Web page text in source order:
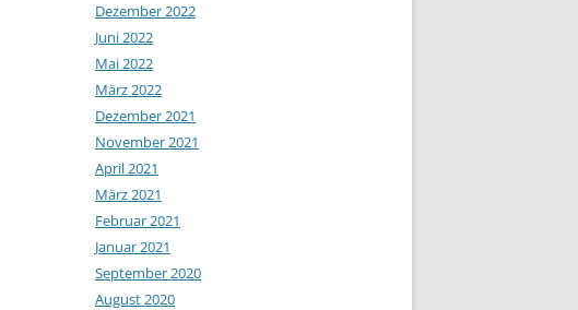
Dezember 2022
Juni 2022
Mai 2022
März 2022
Dezember 2021
November 2021
April 2021
März 2021
Februar 2021
Januar 2021
September 2020
August 2020